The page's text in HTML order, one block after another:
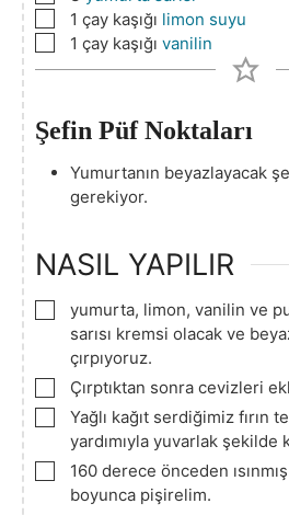
▢1 çay kaşığı limon suyu
▢1 çay kaşığı vanilin
Şefin Püf Noktaları
Yumurtanın beyazlayacak
gerekiyor.
NASIL YAPILIR
▢
yumurta, limon, vanilin ve
sarısı kremsi olacak ve
çırpıyoruz.
▢
Çırptıktan sonra cevizleri
▢
Yağlı kağıt serdiğimiz fırın
yardımıyla yuvarlak şekilde
▢160 derece önceden
boyunca pişirelim.